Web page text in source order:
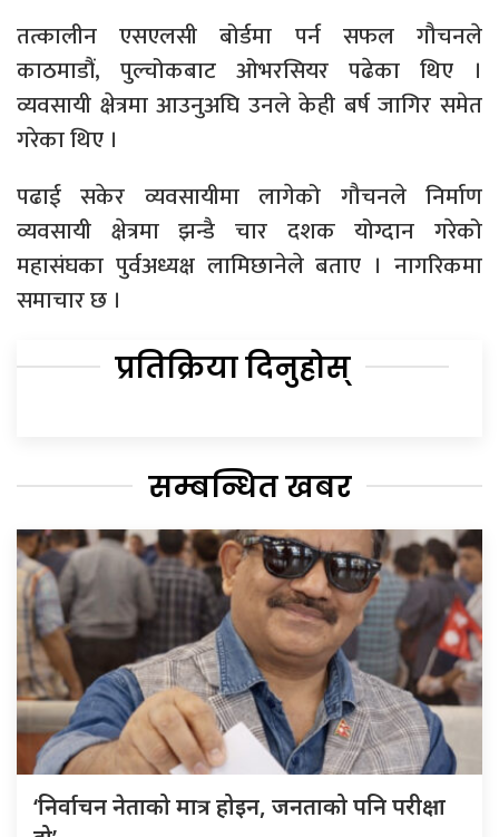
तत्कालीन एसएलसी बोर्डमा पर्न सफल गौचनले
काठमाडौं, पुल्चोकबाट ओभरसियर पढेका थिए ।
व्यवसायी क्षेत्रमा आउनुअघि उनले केही बर्ष जागिर समेत
गरेका थिए ।
पढाई सकेर व्यवसायीमा लागेको गौचनले निर्माण
व्यवसायी क्षेत्रमा झन्डै चार दशक योग्दान गरेको
महासंघका पुर्वअध्यक्ष लामिछानेले बताए । नागरिकमा
समाचार छ ।
प्रतिक्रिया दिनुहोस्
सम्बन्धित खबर
‘निर्वाचन नेताको मात्र होइन, जनताको पनि परीक्षा